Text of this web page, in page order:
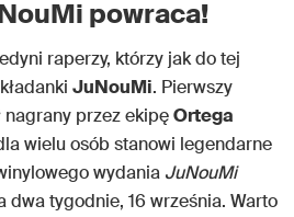
powraca!
raperzy, którzy jak do tej
JuNouMi. Pierwszy
nagrany przez ekipęOrtega
wielu osób stanowi legendarne
wydania JuNouMi
dwa tygodnie, 16 września. Warto